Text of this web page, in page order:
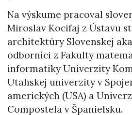
Na výskume pracoval
Miroslav Kocifaj z Ústavu
architektúry Slovenskej
odborníci z Fakulty
informatiky Univerzity
Utahskej univerzity v
amerických (USA) a
Compostela v Španielsku.